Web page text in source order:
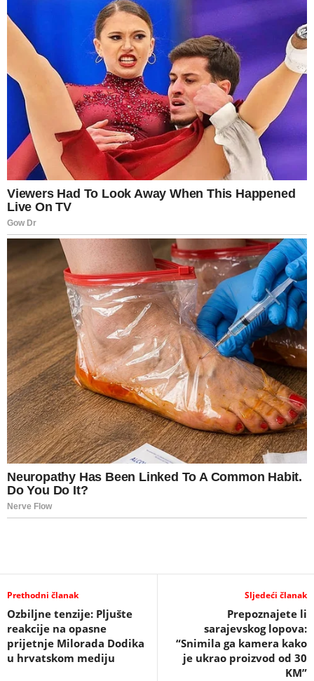
Prethodni članak
Ozbiljne tenzije: Pljušte
reakcije na opasne
prijetnje Milorada Dodika
u hrvatskom mediju
Sljedeći članak
Prepoznajete li
sarajevskog lopova:
“Snimila ga kamera kako
je ukrao proizvod od 30
KM”